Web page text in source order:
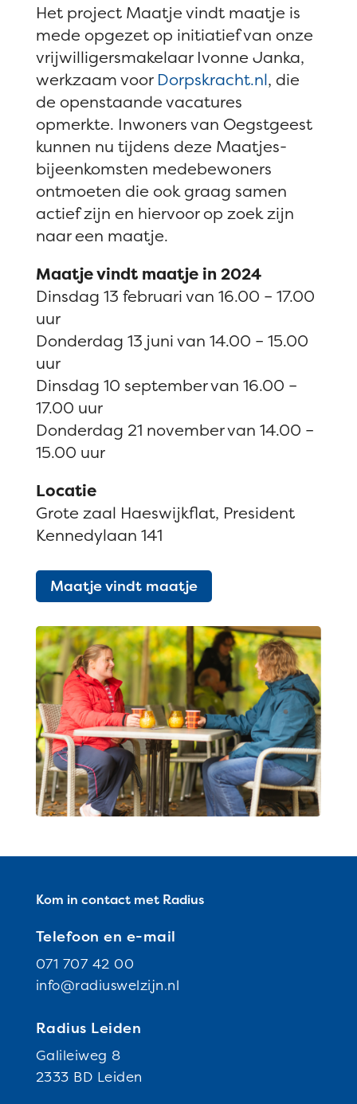
Het project Maatje vindt maatje is
mede opgezet op initiatief van onze
vrijwilligersmakelaar Ivonne Janka,
werkzaam voor Dorpskracht.nl, die
de openstaande vacatures
opmerkte. Inwoners van Oegstgeest
kunnen nu tijdens deze Maatjes-
bijeenkomsten medebewoners
ontmoeten die ook graag samen
actief zijn en hiervoor op zoek zijn
naar een maatje.
Maatje vindt maatje in 2024
Dinsdag 13 februari van 16.00 – 17.00
uur
Donderdag 13 juni van 14.00 – 15.00
uur
Dinsdag 10 september van 16.00 –
17.00 uur
Donderdag 21 november van 14.00 –
15.00 uur
Locatie
Grote zaal Haeswijkflat, President
Kennedylaan 141
Maatje vindt maatje
Kom in contact met Radius
Telefoon en e-mail
071 707 42 00
info@radiuswelzijn.nl
Radius Leiden
Galileiweg 8
2333 BD Leiden